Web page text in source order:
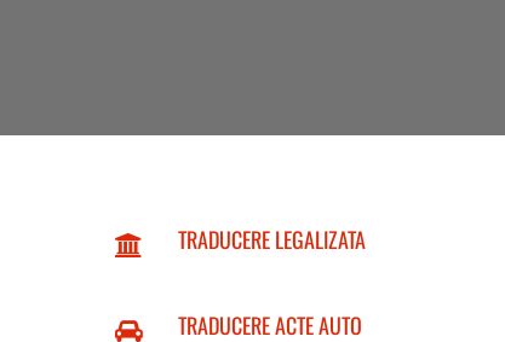
TRADUCERE LEGALIZATA
TRADUCERE ACTE AUTO